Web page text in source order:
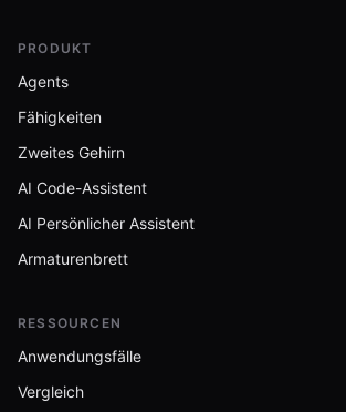
PRODUKT
Agents
Fähigkeiten
Zweites Gehirn
AI Code-Assistent
AI Persönlicher Assistent
Armaturenbrett
RESSOURCEN
Anwendungsfälle
Vergleich